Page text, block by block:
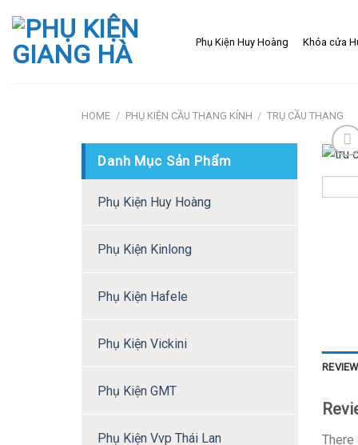
content
Phụ Kiện Huy Hoàng Khóa cửa
HOME / PHỤ KIỆN CẦU THANG KÍNH / TRỤ CẦU THANG
Danh Mục Sản Phẩm
Phụ Kiện Huy Hoàng
Phụ Kiện Kinlong
Phụ Kiện Hafele
Phụ Kiện Vickini
Phụ Kiện GMT
Phụ Kiện Vvp Thái Lan There